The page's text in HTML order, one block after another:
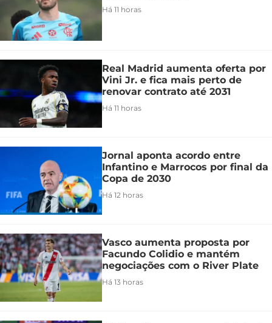
Há 11 horas
Real Madrid aumenta oferta por
Vini Jr. e fica mais perto de
renovar contrato até 2031
Há 11 horas
Jornal aponta acordo entre
Infantino e Marrocos por final da
Copa de 2030
Há 12 horas
Vasco aumenta proposta por
Facundo Colidio e mantém
negociações com o River Plate
Há 13 horas